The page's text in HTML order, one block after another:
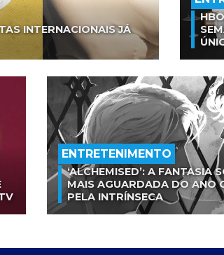
INTERNACIONAIS JÁ
ENTRETENIMENTO
‘ALCHEMISED’: A FANTASIA
MAIS AGUARDADA DO ANO
PELA INTRÍNSECA